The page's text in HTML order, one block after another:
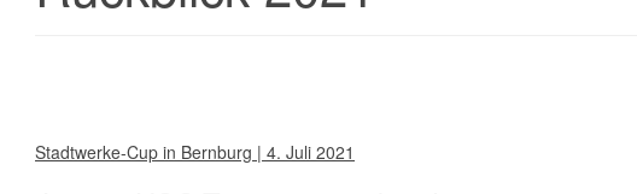
Stadtwerke-Cup in Bernburg | 4. Juli 2021